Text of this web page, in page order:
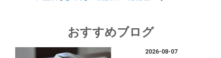
おすすめブログ
2026-08-07